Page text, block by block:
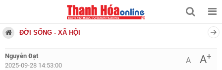
ĐỜI SỐNG - XÃ HỘI
Nguyễn Đạt
2025-09-28 14:53:00
A A+